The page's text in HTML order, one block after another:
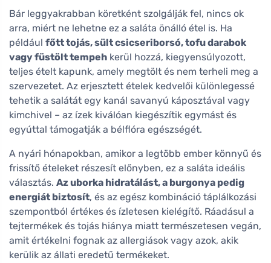
Bár leggyakrabban köretként szolgálják fel, nincs ok
arra, miért ne lehetne ez a saláta önálló étel is. Ha
például főtt tojás, sült csicseriborsó, tofu darabok
vagy füstölt tempeh kerül hozzá, kiegyensúlyozott,
teljes ételt kapunk, amely megtölt és nem terheli meg a
szervezetet. Az erjesztett ételek kedvelői különlegessé
tehetik a salátát egy kanál savanyú káposztával vagy
kimchivel – az ízek kiválóan kiegészítik egymást és
egyúttal támogatják a bélflóra egészségét.
A nyári hónapokban, amikor a legtöbb ember könnyű és
frissítő ételeket részesít előnyben, ez a saláta ideális
választás. Az uborka hidratálást, a burgonya pedig
energiát biztosít, és az egész kombináció táplálkozási
szempontból értékes és ízletesen kielégítő. Ráadásul a
tejtermékek és tojás hiánya miatt természetesen vegán,
amit értékelni fognak az allergiások vagy azok, akik
kerülik az állati eredetű termékeket.